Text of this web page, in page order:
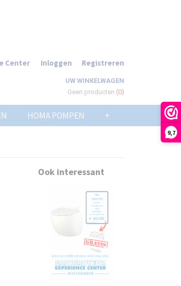
9,7
Center Inloggen Registreren
UW WINKELWAGEN
Geen producten (0)
HOMA POMPEN +
Ook interessant